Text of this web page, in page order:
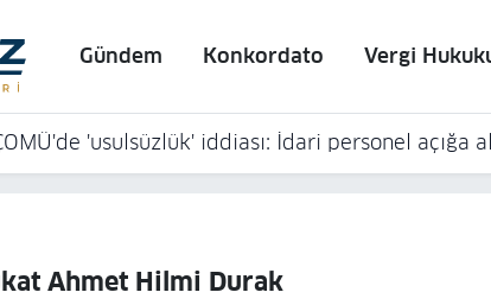
Gündem Konkordato Vergi
'usulsüzlük' iddiası: İdari personel açığa
Ahmet Hilmi Durak